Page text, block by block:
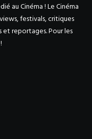
au Cinéma ! Le Cinéma
festivals, critiques
et reportages. Pour les